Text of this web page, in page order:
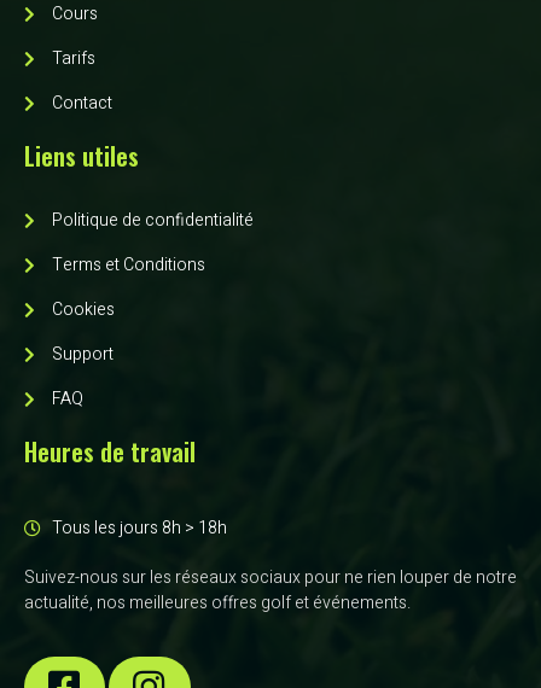
Cours
Tarifs
Contact
Liens utiles
Politique de confidentialité
Terms et Conditions
Cookies
Support
FAQ
Heures de travail
Tous les jours 8h > 18h
Suivez-nous sur les réseaux sociaux pour ne rien louper de notre
actualité, nos meilleures offres golf et événements.